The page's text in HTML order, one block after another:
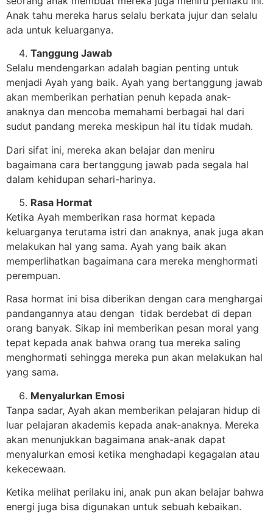
Anak tahu mereka harus selalu berkata jujur dan selalu
ada untuk keluarganya.
Tanggung Jawab
Selalu mendengarkan adalah bagian penting untuk
menjadi Ayah yang baik. Ayah yang bertanggung jawab
akan memberikan perhatian penuh kepada anak-
anaknya dan mencoba memahami berbagai hal dari
sudut pandang mereka meskipun hal itu tidak mudah.
Dari sifat ini, mereka akan belajar dan meniru
bagaimana cara bertanggung jawab pada segala hal
dalam kehidupan sehari-harinya.
Rasa Hormat
Ketika Ayah memberikan rasa hormat kepada
keluarganya terutama istri dan anaknya, anak juga akan
melakukan hal yang sama. Ayah yang baik akan
memperlihatkan bagaimana cara mereka menghormati
perempuan.
Rasa hormat ini bisa diberikan dengan cara menghargai
pandangannya atau dengan tidak berdebat di depan
orang banyak. Sikap ini memberikan pesan moral yang
tepat kepada anak bahwa orang tua mereka saling
menghormati sehingga mereka pun akan melakukan hal
yang sama.
Menyalurkan Emosi
Tanpa sadar, Ayah akan memberikan pelajaran hidup di
luar pelajaran akademis kepada anak-anaknya. Mereka
akan menunjukkan bagaimana anak-anak dapat
menyalurkan emosi ketika menghadapi kegagalan atau
kekecewaan.
Ketika melihat perilaku ini, anak pun akan belajar bahwa
energi juga bisa digunakan untuk sebuah kebaikan.